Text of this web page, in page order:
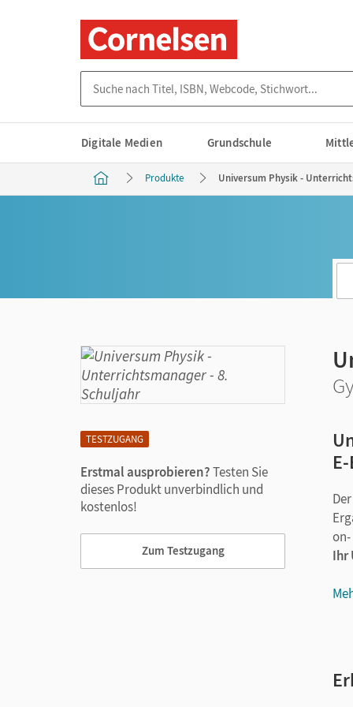
Digitale Medien Grundschule
Produkte Universum Physik -
TESTZUGANG
Erstmal ausprobieren?Testen Sie
dieses Produkt unverbindlich und
kostenlos!
Zum Testzugang
on-
Ihr